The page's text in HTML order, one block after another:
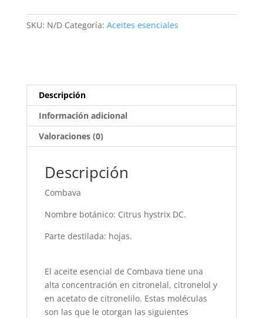
SKU: N/D Categoría: Aceites esenciales
Descripción
Información adicional
Valoraciones (0)
Descripción
Combava
Nombre botánico: Citrus hystrix DC.
Parte destilada: hojas.
El aceite esencial de Combava tiene una
alta concentración en citronelal, citronelol y
en acetato de citronelilo. Estas moléculas
son las que le otorgan las siguientes